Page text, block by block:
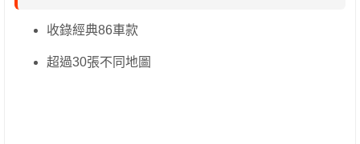
收錄經典86車款
超過30張不同地圖